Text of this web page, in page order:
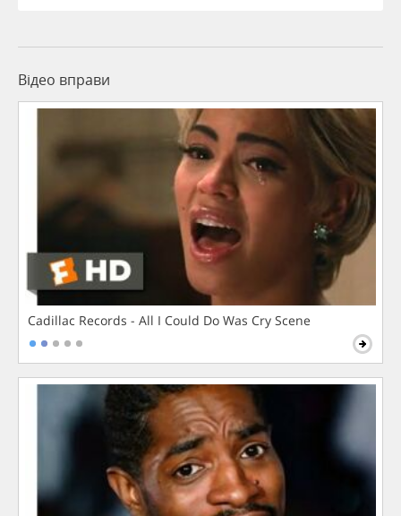
Відео вправи
Cadillac Records - All I Could Do Was Cry Scene